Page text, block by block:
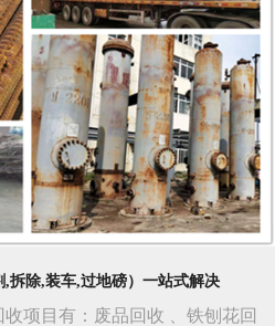
,拆除,装车,过地磅）一站式解决
项目有：废品回收 、铁刨花回